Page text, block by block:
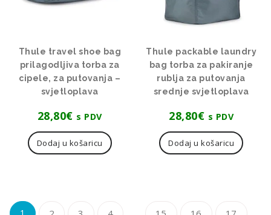
Thule travel shoe bag
prilagodljiva torba za
cipele, za putovanja –
svjetloplava
28,80€ s PDV
Dodaj u košaricu
Thule packable laundry
bag torba za pakiranje
rublja za putovanja
srednje svjetloplava
28,80€ s PDV
Dodaj u košaricu